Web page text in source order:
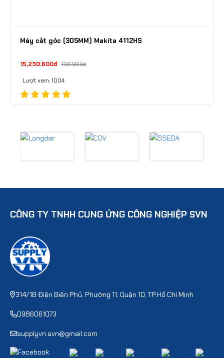
Máy cắt góc (305MM) Makita 4112HS
15,230,600đ 17,217,200đ
Lượt xem: 1004
CÔNG TY TNHH CUNG ỨNG CÔNG NGHIỆP SVN
314/1B Điện Biên Phủ, Phường 11, Quận 10, TP.Hồ Chí Minh
0986061073
supplyvn.svn@gmail.com